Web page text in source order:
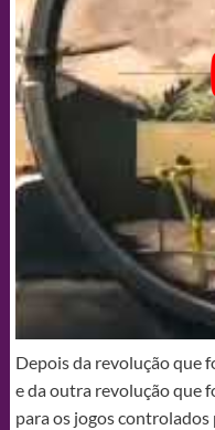
Depois da revolução que
e da outra revolução que
para os jogos